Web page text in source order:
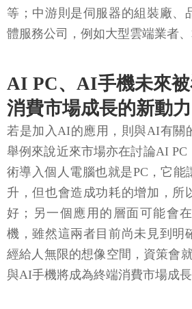
等；中游則是伺服器的組裝廠、
體服務公司，例如大型雲端業者、
AI PC、AI手機未來
消費市場成長的新動力
若是加入AI的應用，則與AI有關
舉例來說近來市場亦在討論AI
術導入個人電腦也就是PC，它能
升，但也會造成功耗的增加，所
好；另一個應用的層面可能會
機，雖然這兩者目前尚未見到明
經給人無限的想像空間，資策會
與AI手機將成為終端消費市場成長